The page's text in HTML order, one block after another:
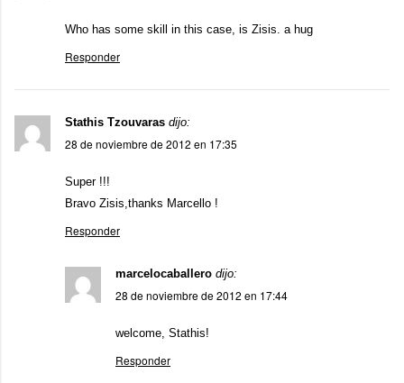
Who has some skill in this case, is Zisis. a hug
Responder
Stathis Tzouvaras dijo:
28 de noviembre de 2012 en 17:35
Super !!!
Bravo Zisis,thanks Marcello !
Responder
marcelocaballero dijo:
28 de noviembre de 2012 en 17:44
welcome, Stathis!
Responder